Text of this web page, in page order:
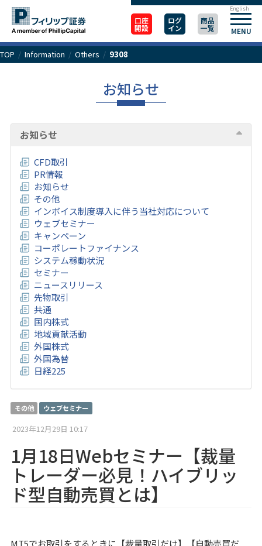
口座
開設
ログ
イン
商品
一覧 MENU
English
TOP / Information / Others / 9308
お知らせ
お知らせ
CFD取引
PR情報
お知らせ
その他
インボイス制度導入に伴う当社対応について
ウェブセミナー
キャンペーン
コーポレートファイナンス
システム稼動状況
セミナー
ニュースリリース
先物取引
共通
国内株式
地域貢献活動
外国株式
外国為替
日経225
その他 ウェブセミナー
2023年12月29日 10:17
1月18日Webセミナー【裁量
トレーダー必見！ハイブリッ
ド型自動売買とは】
MT5でお取引をするときに【裁量取引だけ】【自動売買だ